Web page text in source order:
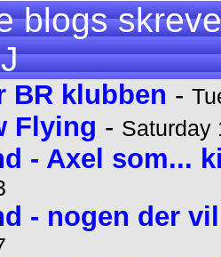
blogs
BR klubben -
Flying - Saturday
- Axel som...
- nogen der